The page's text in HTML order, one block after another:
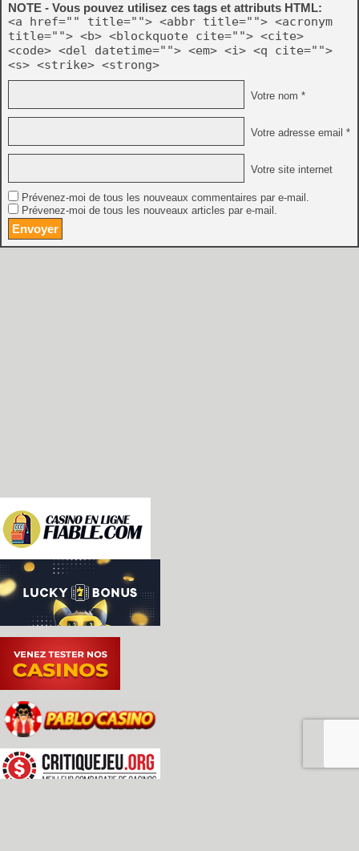
NOTE - Vous pouvez utilisez ces tags et attributs HTML:
<a href="" title=""> <abbr title=""> <acronym
title=""> <b> <blockquote cite=""> <cite>
<code> <del datetime=""> <em> <i> <q cite="">
<s> <strike> <strong>
Votre nom *
Votre adresse email *
Votre site internet
Prévenez-moi de tous les nouveaux commentaires par e-mail.
Prévenez-moi de tous les nouveaux articles par e-mail.